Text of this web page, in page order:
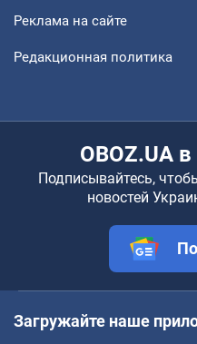
Реклама на сайте
Редакционная политика
OBOZ.UA
Подписывайтесь,
новостей
Загружайте наше